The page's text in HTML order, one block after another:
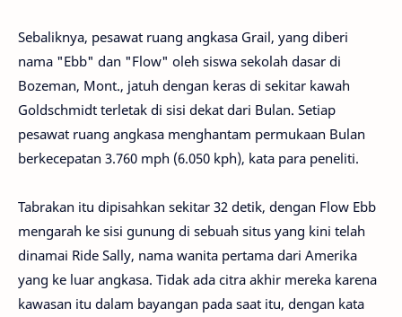
Sebaliknya, pesawat ruang angkasa Grail, yang diberi
nama "Ebb" dan "Flow" oleh siswa sekolah dasar di
Bozeman, Mont., jatuh dengan keras di sekitar kawah
Goldschmidt terletak di sisi dekat dari Bulan. Setiap
pesawat ruang angkasa menghantam permukaan Bulan
berkecepatan 3.760 mph (6.050 kph), kata para peneliti.
Tabrakan itu dipisahkan sekitar 32 detik, dengan Flow Ebb
mengarah ke sisi gunung di sebuah situs yang kini telah
dinamai Ride Sally, nama wanita pertama dari Amerika
yang ke luar angkasa. Tidak ada citra akhir mereka karena
kawasan itu dalam bayangan pada saat itu, dengan kata